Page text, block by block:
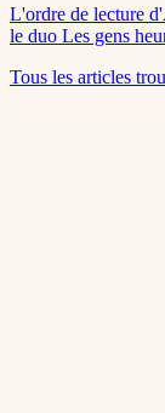
L'ordre de lecture
le duo Les gens
Tous les articles